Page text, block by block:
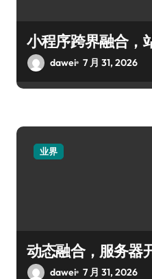
小程序跨界融合，
dawei 7 月 31, 2026
业界
动态融合，服务器
dawei 7 月 31, 2026